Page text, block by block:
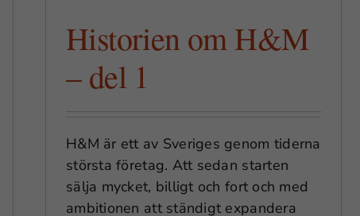
Historien om H&M
– del 1
H&M är ett av Sveriges genom tiderna
största företag. Att sedan starten
sälja mycket, billigt och fort och med
ambitionen att ständigt expandera